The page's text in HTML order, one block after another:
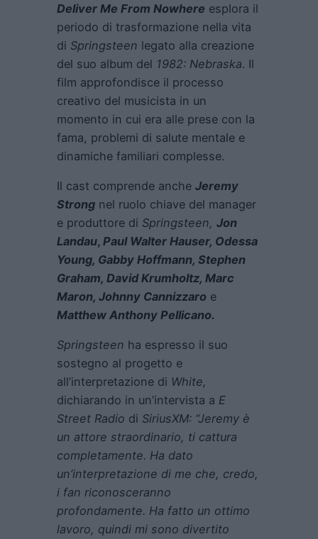
Deliver Me From Nowhere esplora il
periodo di trasformazione nella vita
di Springsteen legato alla creazione
del suo album del 1982: Nebraska. Il
film approfondisce il processo
creativo del musicista in un
momento in cui era alle prese con la
fama, problemi di salute mentale e
dinamiche familiari complesse.
Il cast comprende anche Jeremy
Strong nel ruolo chiave del manager
e produttore di Springsteen, Jon
Landau, Paul Walter Hauser, Odessa
Young, Gabby Hoffmann, Stephen
Graham, David Krumholtz, Marc
Maron, Johnny Cannizzaro e
Matthew Anthony Pellicano.
Springsteen ha espresso il suo
sostegno al progetto e
all’interpretazione di White,
dichiarando in un’intervista a E
Street Radio di SiriusXM: “Jeremy è
un attore straordinario, ti cattura
completamente. Ha dato
un’interpretazione di me che, credo,
i fan riconosceranno
profondamente. Ha fatto un ottimo
lavoro, quindi mi sono divertito